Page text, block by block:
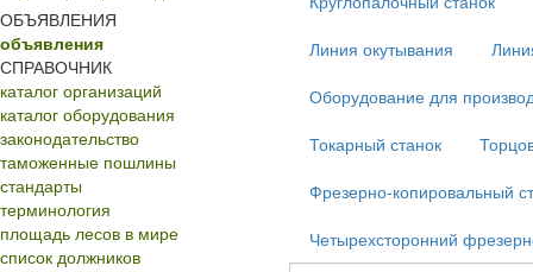
ОБЪЯВЛЕНИЯ
объявления
СПРАВОЧНИК
каталог организаций
каталог оборудования
законодательство
таможенные пошлины
стандарты
терминология
площадь лесов в мире
список должников
Линия окутывания
Оборудование для
Токарный станок
Фрезерно-копировальный
Четырехсторонний